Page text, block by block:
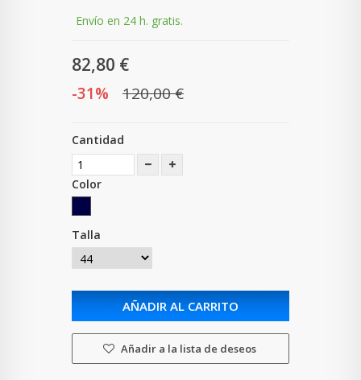
Envío en 24 h. gratis.
82,80 €
-31% 120,00 €
Cantidad
Color
Talla
AÑADIR AL CARRITO
Añadir a la lista de deseos